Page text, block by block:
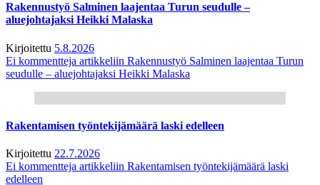
Rakennustyö Salminen laajentaa Turun seudulle –
aluejohtajaksi Heikki Malaska
Kirjoitettu 5.8.2026
Ei kommentteja artikkeliin Rakennustyö Salminen laajentaa Turun
seudulle – aluejohtajaksi Heikki Malaska
Rakentamisen työntekijämäärä laski edelleen
Kirjoitettu 22.7.2026
Ei kommentteja artikkeliin Rakentamisen työntekijämäärä laski
edelleen